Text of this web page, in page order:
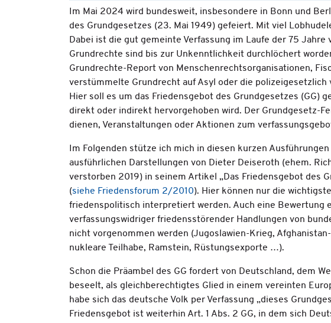
Im Mai 2024 wird bundesweit, insbesondere in Bonn und
des Grundgesetzes (23. Mai 1949) gefeiert. Mit viel
Dabei ist die gut gemeinte Verfassung im Laufe der 75 Jahre
Grundrechte sind bis zur Unkenntlichkeit durchlöchert
Grundrechte-Report von Menschenrechtsorganisationen,
verstümmelte Grundrecht auf Asyl oder die
Hier soll es um das Friedensgebot des Grundgesetzes (GG)
direkt oder indirekt hervorgehoben wird. Der Grundgesetz-
dienen, Veranstaltungen oder Aktionen zum
Im Folgenden stütze ich mich in diesen kurzen
ausführlichen Darstellungen von Dieter Deiseroth (ehem.
verstorben 2019) in seinem Artikel „Das Friedensgebot des
(siehe Friedensforum 2/2010). Hier können nur die
friedenspolitisch interpretiert werden. Auch eine Bewertung
verfassungswidriger friedensstörender Handlungen von
nicht vorgenommen werden (Jugoslawien-Krieg,
nukleare Teilhabe, Ramstein, Rüstungsexporte …).
Schon die Präambel des GG fordert von Deutschland, dem
beseelt, als gleichberechtigtes Glied in einem vereinten
habe sich das deutsche Volk per Verfassung „dieses
Friedensgebot ist weiterhin Art. 1 Abs. 2 GG, in dem sich